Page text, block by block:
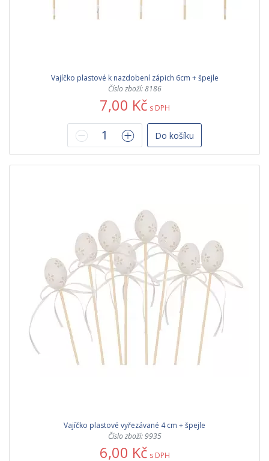
Vajíčko plastové k nazdobení zápich 6cm + špejle
Číslo zboží: 8186
7,00 Kč s DPH
Do košíku
Vajíčko plastové vyřezávané 4 cm + špejle
Číslo zboží: 9935
6,00 Kč s DPH